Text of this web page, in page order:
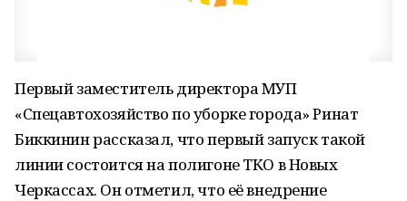
Первый заместитель директора МУП
«Спецавтохозяйство по уборке города» Ринат
Биккинин рассказал, что первый запуск такой
линии состоится на полигоне ТКО в Новых
Черкассах. Он отметил, что её внедрение